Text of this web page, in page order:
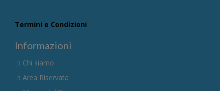
Termini e Condizioni
Informazioni
Chi siamo
Area Riservata